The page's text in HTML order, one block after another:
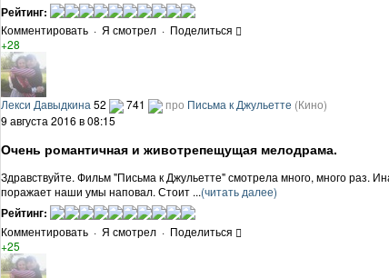
Рейтинг:
Комментировать · Я смотрел · Поделиться
+28
Лекси Давыдкина52 741 про Письма к Джульетте (Кино)
9 августа 2016 в 08:15
Очень романтичная и животрепещущая мелодрама.
Здравствуйте. Фильм "Письма к Джульетте" смотрела много, много раз.
поражает наши умы наповал. Стоит ...(читать далее)
Рейтинг:
Комментировать · Я смотрел · Поделиться
+25